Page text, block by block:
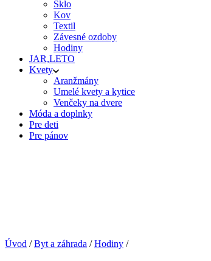
Sklo
Kov
Textil
Závesné ozdoby
Hodiny
JAR,LETO
Kvety
Aranžmány
Umelé kvety a kytice
Venčeky na dvere
Móda a doplnky
Pre deti
Pre pánov
Úvod /Byt a záhrada /Hodiny /